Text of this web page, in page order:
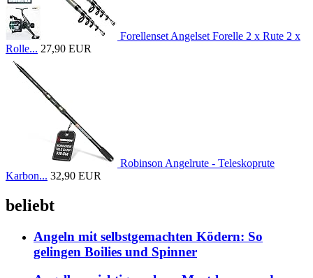
Forellenset Angelset Forelle 2 x Rute 2 x
Rolle... 27,90 EUR
Robinson Angelrute - Teleskoprute
Karbon... 32,90 EUR
beliebt
Angeln mit selbstgemachten Ködern: So
gelingen Boilies und Spinner